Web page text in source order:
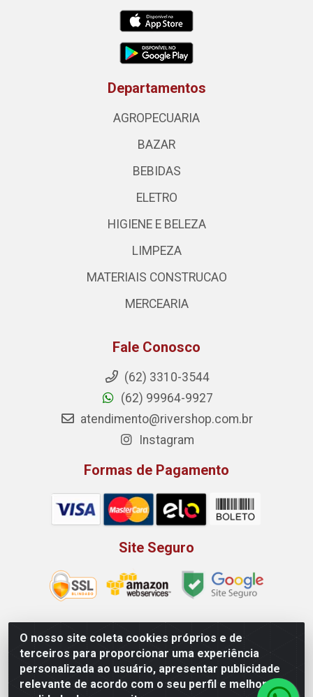
O nosso site coleta cookies próprios e de
terceiros para proporcionar uma experiência
personalizada ao usuário, apresentar publicidade
relevante de acordo com o seu perfil e melhorar a
Departamentos
AGROPECUARIA
BAZAR
BEBIDAS
ELETRO
HIGIENE E BELEZA
LIMPEZA
MATERIAIS CONSTRUCAO
MERCEARIA
Fale Conosco
(62) 3310-3544
(62) 99964-9927
atendimento@rivershop.com.br
Instagram
Formas de Pagamento
Site Seguro
Rio Vermelho Distribuição de Alimentos LTDA - Rodovia BR,
153, KM 52 N 00 QD 00 LT 16 - Bairro Jardim Eldorado,
Anápolis/GO - CEP 75.045-190 - CNPJ 10.912.900/0002-40